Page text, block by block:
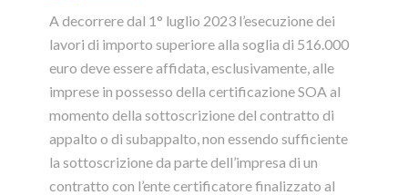
A decorrere dal 1° luglio 2023 l’esecuzione dei
lavori di importo superiore alla soglia di 516.000
euro deve essere affidata, esclusivamente, alle
imprese in possesso della certificazione SOA al
momento della sottoscrizione del contratto di
appalto o di subappalto, non essendo sufficiente
la sottoscrizione da parte dell’impresa di un
contratto con l’ente certificatore finalizzato al